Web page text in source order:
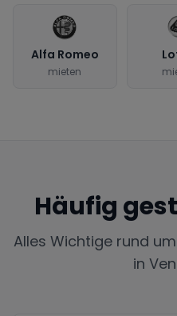
Alfa Romeo
mieten
Häufig
Alles Wichtige rund
in